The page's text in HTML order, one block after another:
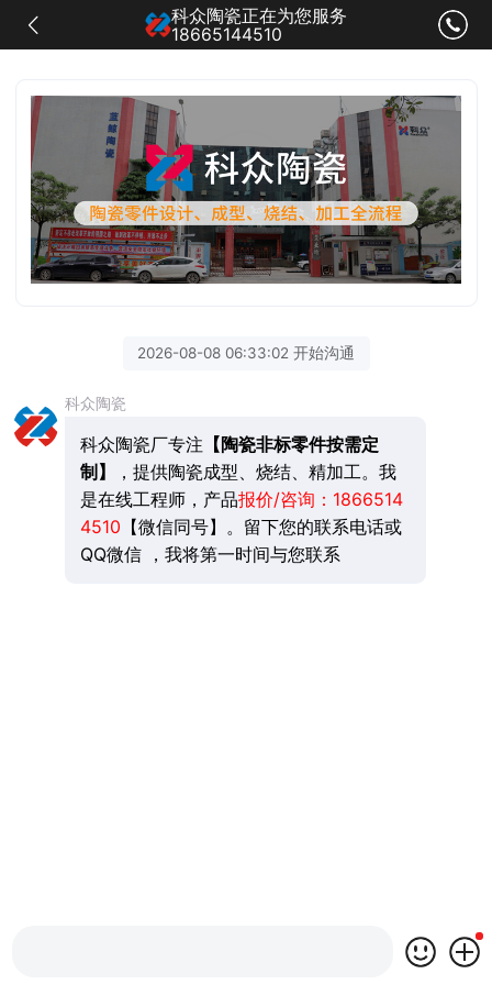
科众陶瓷正在为您服务
18665144510
2026-08-08 06:33:02 开始沟通
科众陶瓷
科众陶瓷厂专注 【陶瓷非标零件按需定
制】
，提供陶瓷成型、烧结、精加工。我
是在线工程师，产品报价/咨询： 1866514
4510 【微信同号】。留下您的联系电话或
QQ微信 ，我将第一时间与您联系